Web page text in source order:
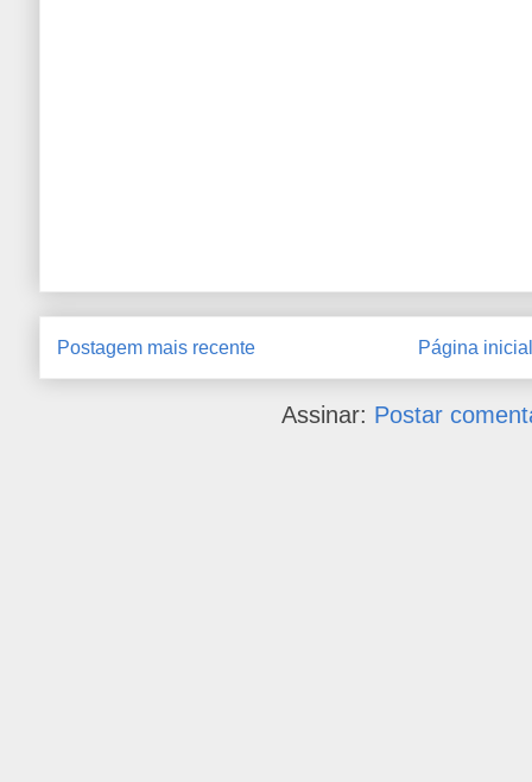
Postagem mais recente Página inicial
Assinar: Postar